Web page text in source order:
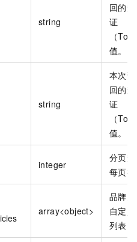
string
回的
证
（
值。
string
本次
回的
证
（
值。
integer
分页
每页
array<object>
品牌
自定
列表